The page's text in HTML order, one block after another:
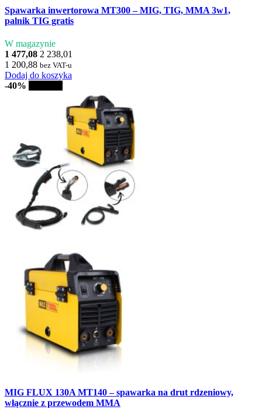
Spawarka inwertorowa MT300 – MIG, TIG, MMA 3w1,
palnik TIG gratis
W magazynie
1 477,08 2 238,01
1 200,88 bez VAT-u
Dodaj do koszyka
-40%
MIG FLUX 130A MT140 – spawarka na drut rdzeniowy,
włącznie z przewodem MMA